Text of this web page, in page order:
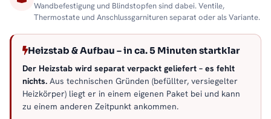
Wandbefestigung und Blindstopfen sind dabei. Ventile,
Thermostate und Anschlussgarnituren separat oder als Variante.
Heizstab & Aufbau – in ca. 5 Minuten startklar
Der Heizstab wird separat verpackt geliefert – es fehlt
nichts. Aus technischen Gründen (befüllter, versiegelter
Heizkörper) liegt er in einem eigenen Paket bei und kann
zu einem anderen Zeitpunkt ankommen.